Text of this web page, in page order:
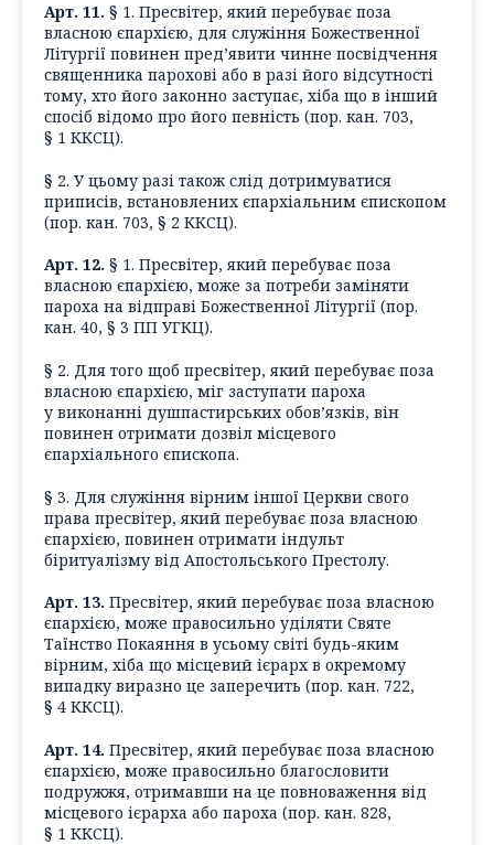
Арт. 11. § 1. Пресвітер, який перебуває поза
власною єпархією, для служіння Божественної
Літургії повинен пред’явити чинне посвідчення
священника парохові або в разі його відсутності
тому, хто його законно заступає, хіба що в інший
спосіб відомо про його певність (пор. кан. 703,
§ 1 ККСЦ).
§ 2. У цьому разі також слід дотримуватися
приписів, встановлених єпархіальним єпископом
(пор. кан. 703, § 2 ККСЦ).
Арт. 12. § 1. Пресвітер, який перебуває поза
власною єпархією, може за потреби заміняти
пароха на відправі Божественної Літургії (пор.
кан. 40, § 3 ПП УГКЦ).
§ 2. Для того щоб пресвітер, який перебуває поза
власною єпархією, міг заступати пароха
у виконанні душпастирських обов’язків, він
повинен отримати дозвіл місцевого
єпархіального єпископа.
§ 3. Для служіння вірним іншої Церкви свого
права пресвітер, який перебуває поза власною
єпархією, повинен отримати індульт
біритуалізму від Апостольського Престолу.
Арт. 13. Пресвітер, який перебуває поза власною
єпархією, може правосильно уділяти Святе
Таїнство Покаяння в усьому світі будь-яким
вірним, хіба що місцевий ієрарх в окремому
випадку виразно це заперечить (пор. кан. 722,
§ 4 ККСЦ).
Арт. 14. Пресвітер, який перебуває поза власною
єпархією, може правосильно благословити
подружжя, отримавши на це повноваження від
місцевого ієрарха або пароха (пор. кан. 828,
§ 1 ККСЦ).